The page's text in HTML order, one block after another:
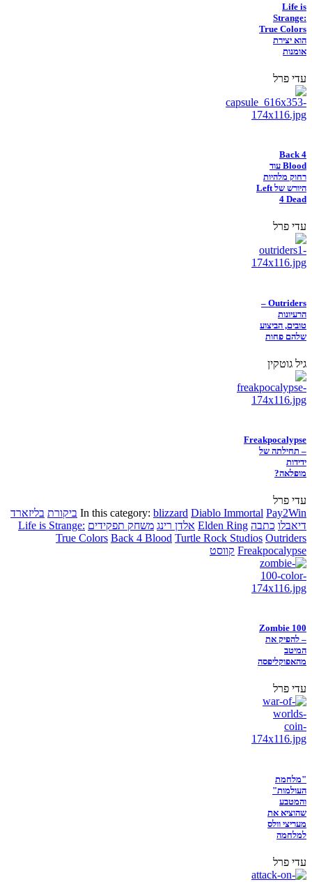
Life is
Strange:
True Colors
הוא יצירת
אומנות
עדי פרל
Back 4
Blood עוד
רחוק מלהיות
היורש של Left
4 Dead
עדי פרל
Outriders –
הרעיונות
טובים, הביצוע
שלהם פחות
גיל גוטקין
Freakpocalypse
– תחילתה של
ידידות
מופלאה?
עדי פרל
In this category: blizzard Diablo Immortal Pay2Win ביקורת בליזארד
דיאבלו כתבה Elden Ring אלדן רינג משחק תפקידים Life is Strange:
True Colors Back 4 Blood Turtle Rock Studios Outriders
Freakpocalypse קווסט
Zombie 100
– להפיק את
המיטב
מהאפוקליפסה
עדי פרל
"מלחמת
העולמות"
והמטבע
שהוציא את
מעריצי וולס
למלחמה
עדי פרל